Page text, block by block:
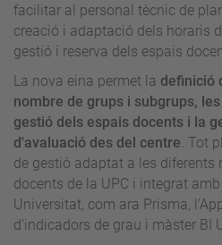
facilitar al personal tècnic de
creació i adaptació dels horaris
gestió i reserva dels espais
La nova eina permet la definició
nombre de grups i subgrups,
gestió dels espais docents i la
d'avaluació des del centre. Tot
de gestió adaptat a les diferents
docents de la UPC i integrat
Universitat, com ara Prisma,
d'indicadors de grau i màster BI